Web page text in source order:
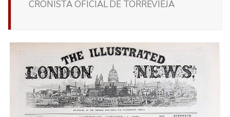
CRONISTA OFICIAL DE TORREVIEJA